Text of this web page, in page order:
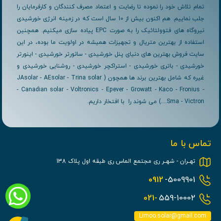
تمام تلاش خود را نموده تا رضایت و اعتماد مصرف کنندگان و کارفرمایان را
جلب نماییم. هم اکنون بیش از 10 سال است که در زمینه انرژی خورشیدی
نیروگاه های فتوولتائیک را به صورت EPC پیاده سازی میکنیم. همچنین
استفاده از بهترین متریال و تجهیزات همیشه در اولویت ما بوده، در این
سایت فروش بهترین های دنیای پنل خورشیدی - سانورتر خورشیدی - اینورتر
خورشیدی - باتری خورشیدی - استراکچر خورشیدی - روشنایی خورشیدی و
غیره که شامل بهترین برند ها همچون ( JAsolar - AEsolar - Trina solar
- Canadian solar - Voltronics - Epever - Growatt - Kaco - Fronius -
Sma - Victron....) می شوند را با افتخار داریم.
تماس با ما
تهــران - شهــر ری مجتمع الماس ری طبقه اول پلاک 138
0912 -5009901
021- 559-10002
Limoo.solar@gmail.com